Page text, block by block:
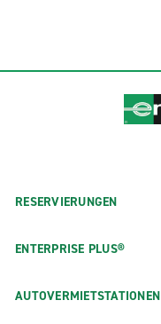
RESERVIERUNGEN
ENTERPRISE PLUS®
AUTOVERMIETSTATIONEN